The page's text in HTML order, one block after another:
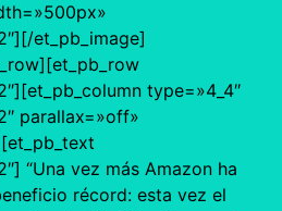
et_pb_image]
type=»4_4″
parallax=»off»
“Una vez más Amazon ha
récord: esta vez el